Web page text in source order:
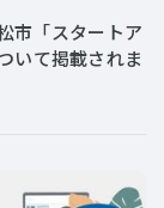
市「スタートア
いて掲載されま